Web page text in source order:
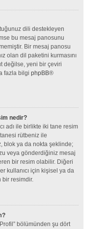
dili destekleyen
bu mesaj panosunu
Bir mesaj panosu
olan dil paketini kurmasını
değilse, yeni bir çeviri
fazla bilgi phpBB®
nedir?
adı ile birlikte iki tane resim
rütbeniz ile
blok ya da nokta şeklinde;
veya gönderdiğiniz mesaj
bir resim olabilir. Diğeri
kullanıcı için kişisel ya da
bir resimdir.
bölümünden şu dört